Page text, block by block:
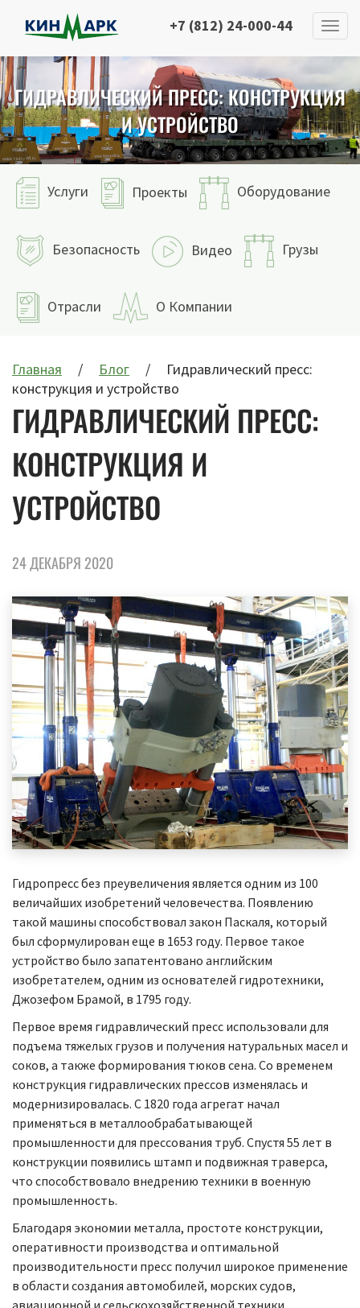
+7 (812) 24-000-44
ГИДРАВЛИЧЕСКИЙ ПРЕСС: КОНСТРУКЦИЯ
И УСТРОЙСТВО
Услуги Проекты Оборудование
Безопасность Видео Грузы
Отрасли О Компании
Главная Блог
Гидравлический пресс:
конструкция и устройство
ГИДРАВЛИЧЕСКИЙ ПРЕСС:
КОНСТРУКЦИЯ И
УСТРОЙСТВО
24 ДЕКАБРЯ 2020
Гидропресс без преувеличения является одним из 100
величайших изобретений человечества. Появлению
такой машины способствовал закон Паскаля, который
был сформулирован еще в 1653 году. Первое такое
устройство было запатентовано английским
изобретателем, одним из основателей гидротехники,
Джозефом Брамой, в 1795 году.
Первое время гидравлический пресс использовали для
подъема тяжелых грузов и получения натуральных масел и
соков, а также формирования тюков сена. Со временем
конструкция гидравлических прессов изменялась и
модернизировалась. С 1820 года агрегат начал
применяться в металлообрабатывающей
промышленности для прессования труб. Спустя 55 лет в
конструкции появились штамп и подвижная траверса,
что способствовало внедрению техники в военную
промышленность.
Благодаря экономии металла, простоте конструкции,
оперативности производства и оптимальной
производительности пресс получил широкое применение
в области создания автомобилей, морских судов,
авиационной и сельскохозяйственной техники.